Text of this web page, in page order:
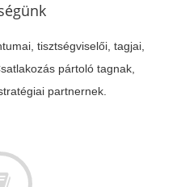
tisztségviselői, tagjai,
pártoló tagnak,
partnernek.